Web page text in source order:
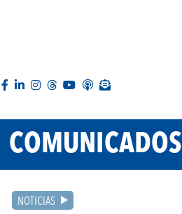
COMUNICADOS
NOTICIAS